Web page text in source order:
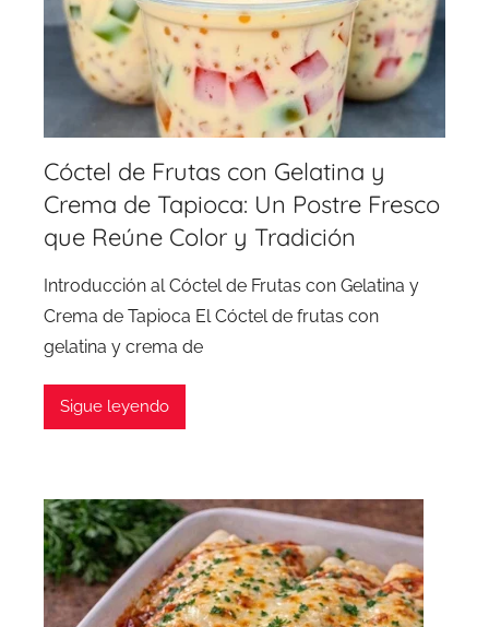
Cóctel de Frutas con Gelatina y
Crema de Tapioca: Un Postre Fresco
que Reúne Color y Tradición
Introducción al Cóctel de Frutas con Gelatina y
Crema de Tapioca El Cóctel de frutas con
gelatina y crema de
Sigue leyendo